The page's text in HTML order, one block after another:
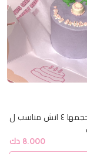
ميني كيك حجمها ٤ انش مناسب ل
8.000 دك